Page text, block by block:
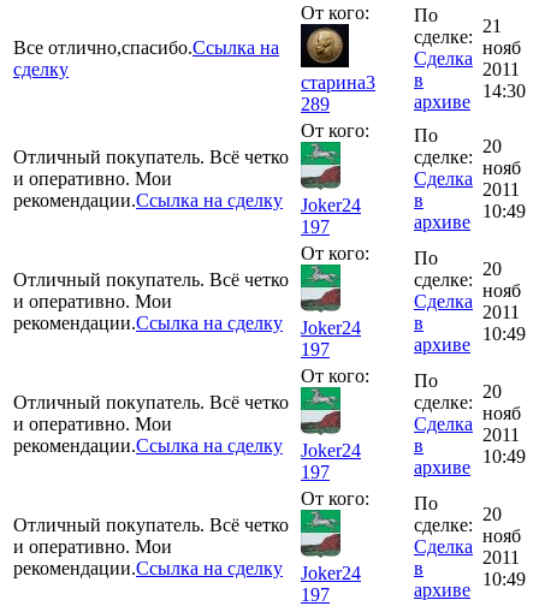
Все отлично,спасибо.Ссылка на
сделку
От кого:
старина3
289
По
сделке:
Сделка
в
архиве
21
нояб
2011
14:30
Отличный покупатель. Всё четко
и оперативно. Мои
рекомендации.Ссылка на сделку
От кого:
Joker24
197
По
сделке:
Сделка
в
архиве
20
нояб
2011
10:49
Отличный покупатель. Всё четко
и оперативно. Мои
рекомендации.Ссылка на сделку
От кого:
Joker24
197
По
сделке:
Сделка
в
архиве
20
нояб
2011
10:49
Отличный покупатель. Всё четко
и оперативно. Мои
рекомендации.Ссылка на сделку
От кого:
Joker24
197
По
сделке:
Сделка
в
архиве
20
нояб
2011
10:49
Отличный покупатель. Всё четко
и оперативно. Мои
рекомендации.Ссылка на сделку
От кого:
Joker24
197
По
сделке:
Сделка
в
архиве
20
нояб
2011
10:49